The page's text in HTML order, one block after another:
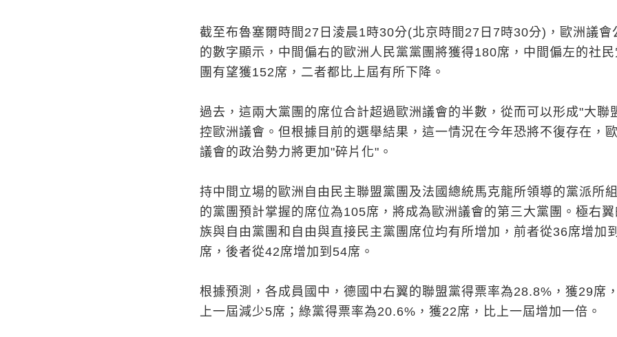
截至布魯塞爾時間27日淩晨1時30分(北京時間27日7時30分)，歐洲議會
的數字顯示，中間偏右的歐洲人民黨黨團將獲得180席，中間偏左的社民
團有望獲152席，二者都比上屆有所下降。
過去，這兩大黨團的席位合計超過歐洲議會的半數，從而可以形成"大聯
控歐洲議會。但根據目前的選舉結果，這一情況在今年恐將不復存在，
議會的政治勢力將更加"碎片化"。
持中間立場的歐洲自由民主聯盟黨團及法國總統馬克龍所領導的黨派所
的黨團預計掌握的席位為105席，將成為歐洲議會的第三大黨團。極右翼
族與自由黨團和自由與直接民主黨團席位均有所增加，前者從36席增加
席，後者從42席增加到54席。
根據預測，各成員國中，德國中右翼的聯盟黨得票率為28.8%，獲29席
上一屆減少5席；綠黨得票率為20.6%，獲22席，比上一屆增加一倍。